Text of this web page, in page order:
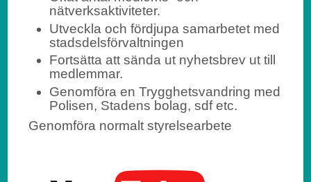
nätverksaktiviteter.
Utveckla och fördjupa samarbetet med
stadsdelsförvaltningen
Fortsätta att sända ut nyhetsbrev ut till
medlemmar.
Genomföra en Trygghetsvandring med
Polisen, Stadens bolag, sdf etc.
Genomföra normalt styrelsearbete